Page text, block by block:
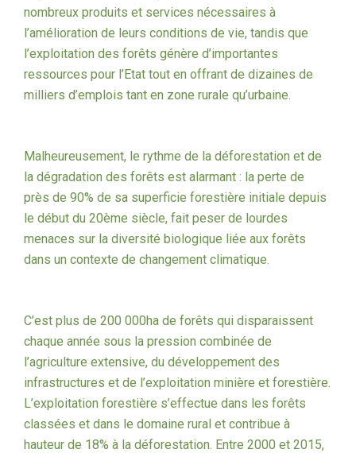
nombreux produits et services nécessaires à
l’amélioration de leurs conditions de vie, tandis que
l’exploitation des forêts génère d’importantes
ressources pour l’Etat tout en offrant de dizaines de
milliers d’emplois tant en zone rurale qu’urbaine.
Malheureusement, le rythme de la déforestation et de
la dégradation des forêts est alarmant : la perte de
près de 90% de sa superficie forestière initiale depuis
le début du 20ème siècle, fait peser de lourdes
menaces sur la diversité biologique liée aux forêts
dans un contexte de changement climatique.
C’est plus de 200 000ha de forêts qui disparaissent
chaque année sous la pression combinée de
l’agriculture extensive, du développement des
infrastructures et de l’exploitation minière et forestière.
L’exploitation forestière s’effectue dans les forêts
classées et dans le domaine rural et contribue à
hauteur de 18% à la déforestation. Entre 2000 et 2015,